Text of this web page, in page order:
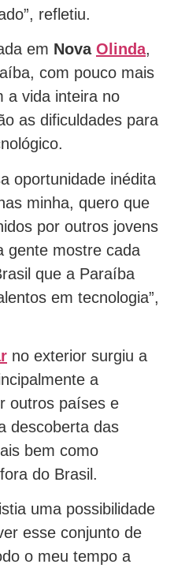
refletiu.
em Nova Olinda,
com pouco mais
a vida inteira no
as dificuldades para
oportunidade inédita
minha, quero que
por outros jovens
gente mostre cada
que a Paraíba
em tecnologia”,
no exterior surgiu a
a
outros países e
descoberta das
bem como
do Brasil.
uma possibilidade
esse conjunto de
o meu tempo a